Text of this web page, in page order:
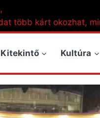
több kárt okozhat,
Kitekintő Kultúra